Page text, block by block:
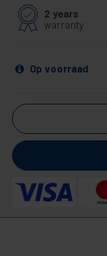
2 years
warranty
Op voorraad